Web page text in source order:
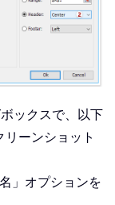
ックスで、以下
ーンショット
」オプションを